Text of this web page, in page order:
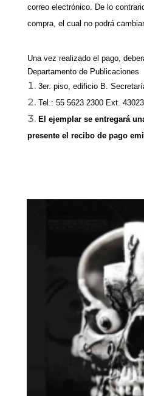
correo electrónico. De lo
compra, el cual no podrá
Una vez realizado el pago,
Departamento de Publicaciones
3er. piso, edificio B.
Tel.: 55 5623 2300 Ext.
El ejemplar se entregará
presente el recibo de pago